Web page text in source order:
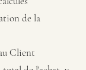
de la
Client